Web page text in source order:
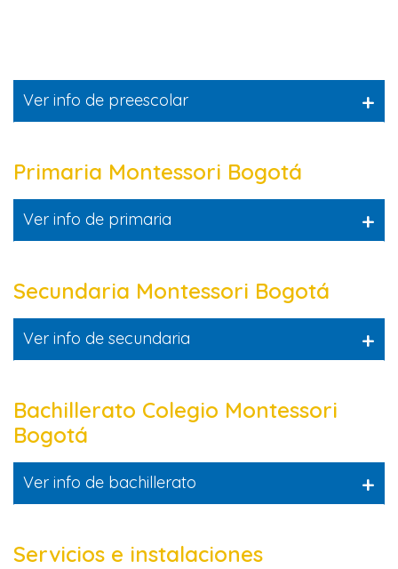
Ver info de preescolar +
Primaria Montessori Bogotá
Ver info de primaria +
Secundaria Montessori Bogotá
Ver info de secundaria +
Bachillerato Colegio Montessori
Bogotá
Ver info de bachillerato +
Servicios e instalaciones